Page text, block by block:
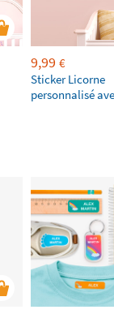
9,99 €
Sticker Licorne
personnalisé